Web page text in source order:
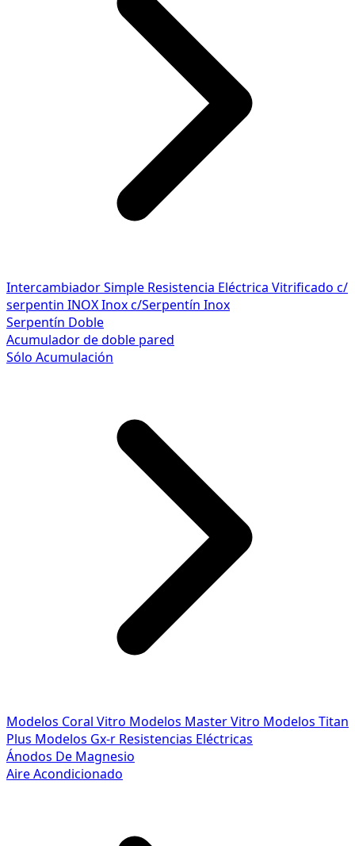
Intercambiador Simple Resistencia Eléctrica Vitrificado c/
serpentin INOXInox c/Serpentín Inox
Serpentín Doble
Acumulador de doble pared
Sólo Acumulación
Modelos Coral Vitro Modelos Master Vitro Modelos Titan
Plus Modelos Gx-r Resistencias Eléctricas
Ánodos De Magnesio
Aire Acondicionado